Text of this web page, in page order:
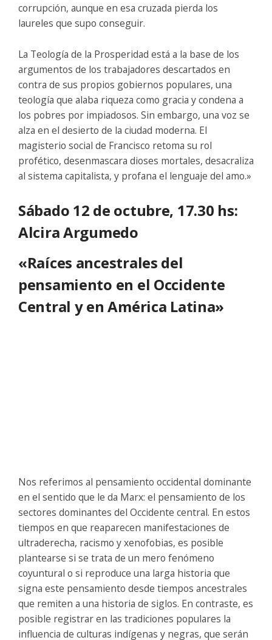
corrupción, aunque en esa cruzada pierda los
laureles que supo conseguir.
La Teología de la Prosperidad está a la base de los
argumentos de los trabajadores descartados en
contra de sus propios gobiernos populares, una
teología que alaba riqueza como gracia y condena a
los pobres por impiadosos. Sin embargo, una voz se
alza en el desierto de la ciudad moderna. El
magisterio social de Francisco retoma su rol
profético, desenmascara dioses mortales, desacraliza
al sistema capitalista, y profana el lenguaje del amo.»
Sábado 12 de octubre, 17.30 hs:
Alcira Argumedo
«Raíces ancestrales del
pensamiento en el Occidente
Central y en América Latina»
Nos referimos al pensamiento occidental dominante
en el sentido que le da Marx: el pensamiento de los
sectores dominantes del Occidente central. En estos
tiempos en que reaparecen manifestaciones de
ultraderecha, racismo y xenofobias, es posible
plantearse si se trata de un mero fenómeno
coyuntural o si reproduce una larga historia que
signa este pensamiento desde tiempos ancestrales
que remiten a una historia de siglos. En contraste, es
posible registrar en las tradiciones populares la
influencia de culturas indígenas y negras, que serán